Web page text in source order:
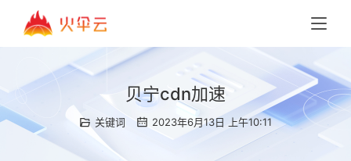
贝宁cdn加速
关键词 2023年6月13日 上午10:11